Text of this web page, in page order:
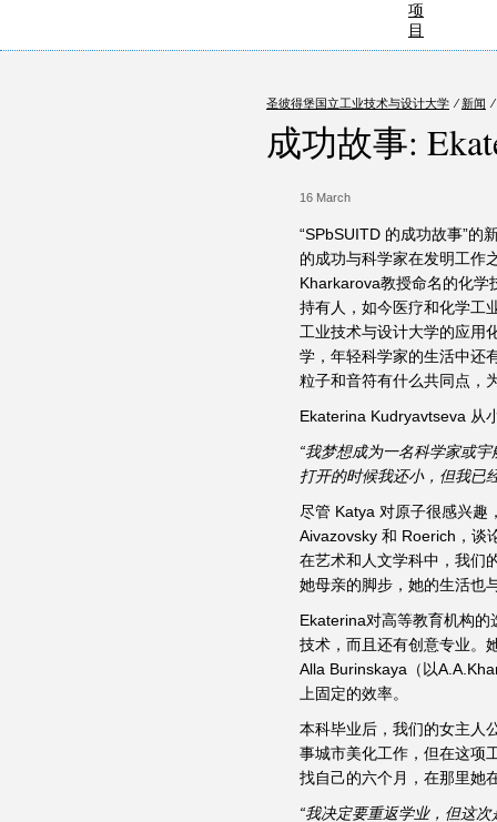
项
目
圣彼得堡国立工业技术与设计大学 ⁄ 新闻 ⁄
成功故事:
16 March
“SPbSUITD 的成功故事”的
的成功与科学家在发明工作
Kharkarova教授命名的化学
持有人，如今医疗和化学工
工业技术与设计大学的应用
学，年轻科学家的生活中还
粒子和音符有什么共同点，
Ekaterina Kudryavtseva 从
“我梦想成为一名科学家或
打开的时候我还小，但我已
尽管 Katya 对原子很感兴趣
Aivazovsky 和 Roerich，谈
在艺术和人文学科中，我们
她母亲的脚步，她的生活也
Ekaterina对高等教育机构
技术，而且还有创意专业。
Alla Burinskaya（以
上固定的效率。
本科毕业后，我们的女主人
事城市美化工作，但在这项
找自己的六个月，在那里她
“我决定要重返学业，但这